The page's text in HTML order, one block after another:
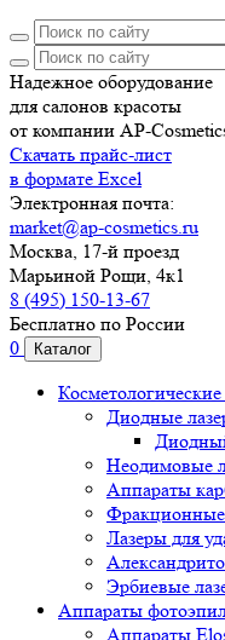
Надежное оборудование
для салонов красоты
от компании AP-
Скачать прайс-лист
в формате Excel
Электронная почта:
market@ap-cosmetics.ru
Москва, 17-й проезд
Марьиной Рощи, 4к1
8 (495) 150-13-67
Бесплатно по России
0
Каталог
Диодные
Неодимовые
Аппараты
Лазеры для
Эрбиевые
Аппараты
Аппараты